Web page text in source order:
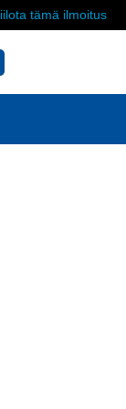
tämä ilmoitus